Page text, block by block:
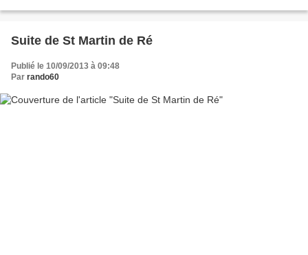
Suite de St Martin de Ré
Publié le 10/09/2013 à 09:48
Par rando60